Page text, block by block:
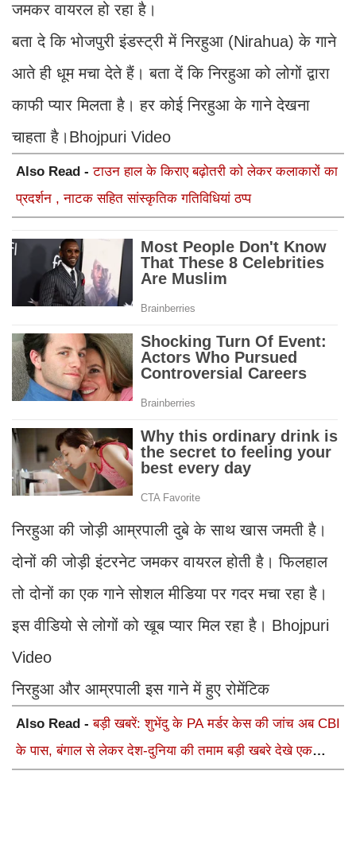
जमकर वायरल हो रहा है।
बता दे कि भोजपुरी इंडस्ट्री में निरहुआ (Nirahua) के गाने
आते ही धूम मचा देते हैं। बता दें कि निरहुआ को लोगों द्वारा
काफी प्यार मिलता है। हर कोई निरहुआ के गाने देखना
चाहता है।Bhojpuri Video
Also Read -टाउन हाल के किराए बढ़ोतरी को लेकर कलाकारों का
प्रदर्शन , नाटक सहित सांस्कृतिक गतिविधियां ठप्प
निरहुआ की जोड़ी आम्रपाली दुबे के साथ खास जमती है।
दोनों की जोड़ी इंटरनेट जमकर वायरल होती है। फिलहाल
तो दोनों का एक गाने सोशल मीडिया पर गदर मचा रहा है।
इस वीडियो से लोगों को खूब प्यार मिल रहा है। Bhojpuri
Video
निरहुआ और आम्रपाली इस गाने में हुए रोमेंटिक
Also Read -बड़ी खबरें: शुभेंदु के PA मर्डर केस की जांच अब CBI
के पास, बंगाल से लेकर देश-दुनिया की तमाम बड़ी खबरे देखे एक